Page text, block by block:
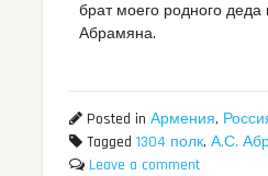
брат моего родного
Абрамяна.
Posted in Армения,
Tagged 1304 полк, А.С.
Leave a comment